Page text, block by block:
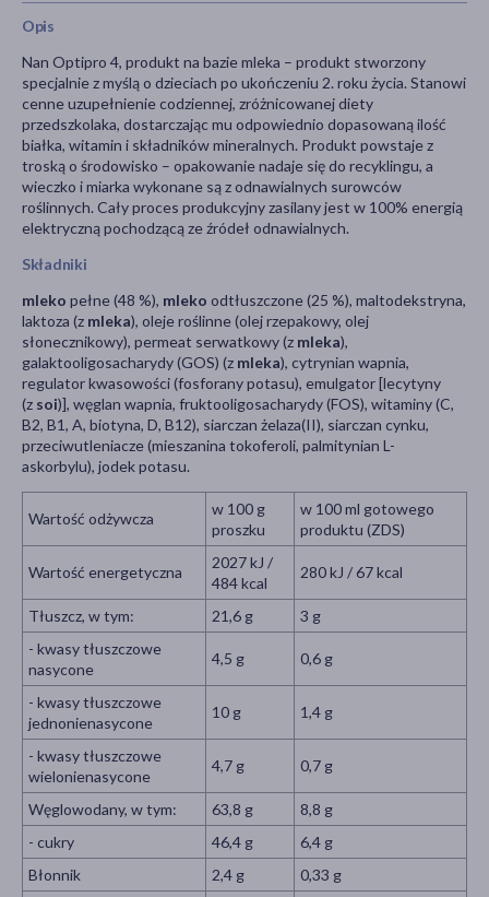
Opis
Nan Optipro 4, produkt na bazie mleka – produkt stworzony
specjalnie z myślą o dzieciach po ukończeniu 2. roku życia. Stanowi
cenne uzupełnienie codziennej, zróżnicowanej diety
przedszkolaka, dostarczając mu odpowiednio dopasowaną ilość
białka, witamin i składników mineralnych. Produkt powstaje z
troską o środowisko – opakowanie nadaje się do recyklingu, a
wieczko i miarka wykonane są z odnawialnych surowców
roślinnych. Cały proces produkcyjny zasilany jest w 100% energią
elektryczną pochodzącą ze źródeł odnawialnych.
Składniki
mleko pełne (48 %), mleko odtłuszczone (25 %), maltodekstryna,
laktoza (z mleka), oleje roślinne (olej rzepakowy, olej
słonecznikowy), permeat serwatkowy (z mleka),
galaktooligosacharydy (GOS) (z mleka), cytrynian wapnia,
regulator kwasowości (fosforany potasu), emulgator [lecytyny
(z soi)], węglan wapnia, fruktooligosacharydy (FOS), witaminy (C,
B2, B1, A, biotyna, D, B12), siarczan żelaza(II), siarczan cynku,
przeciwutleniacze (mieszanina tokoferoli, palmitynian L-
askorbylu), jodek potasu.
Wartość odżywcza
w 100 g
proszku
w 100 ml gotowego
produktu (ZDS)
Wartość energetyczna
2027 kJ /
484 kcal
280 kJ / 67 kcal
Tłuszcz, w tym: 21,6 g
3 g
- kwasy tłuszczowe
nasycone
4,5 g 0,6 g
- kwasy tłuszczowe
jednonienasycone
10 g 1,4 g
- kwasy tłuszczowe
wielonienasycone
4,7 g 0,7 g
Węglowodany, w tym: 63,8 g
8,8 g
- cukry
46,4 g
6,4 g
Błonnik
2,4 g 0,33 g